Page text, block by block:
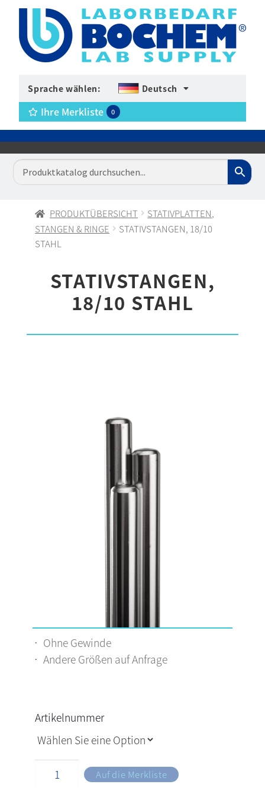
Sprache wählen: Deutsch
Ihre Merkliste 0
PRODUKTÜBERSICHT
STATIVPLATTEN,
STANGEN & RINGE
STATIVSTANGEN, 18/10
STAHL
STATIVSTANGEN,
18/10 STAHL
Ohne Gewinde
Andere Größen auf Anfrage
Artikelnummer
Auf die Merkliste